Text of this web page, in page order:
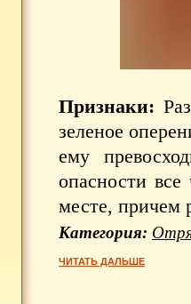
Признаки:
зеленое
ему
опасности
месте, причем
Категория:
ЧИТАТЬ ДАЛЬШЕ